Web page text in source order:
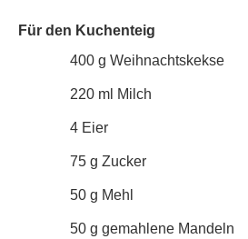
Für den Kuchenteig
400 g Weihnachtskekse
220 ml Milch
4 Eier
75 g Zucker
50 g Mehl
50 g gemahlene Mandeln